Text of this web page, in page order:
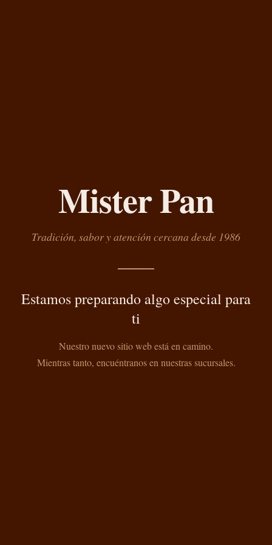
Mister Pan
Tradición, sabor y atención cercana desde 1986
Estamos preparando algo especial para
ti
Nuestro nuevo sitio web está en camino.
Mientras tanto, encuéntranos en nuestras sucursales.